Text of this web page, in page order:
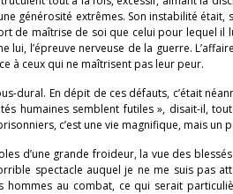
générosité extrêmes. Son instabilité
de maîtrise de soi que celui pour lequel il
l’épreuve nerveuse de la guerre.
à ceux qui ne maîtrisent pas leur peur.
dural. En dépit de ces défauts, c’était
humaines semblent futiles », disait-il,
c’est une vie magnifique, mais un
d’une grande froideur, la vue des
spectacle auquel je ne me suis pas
hommes au combat, ce qui serait